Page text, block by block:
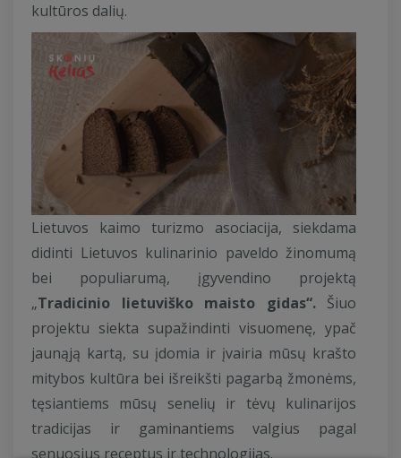
kultūros dalių.
Lietuvos kaimo turizmo asociacija, siekdama
didinti Lietuvos kulinarinio paveldo žinomumą
bei populiarumą, įgyvendino projektą
„Tradicinio lietuviško maisto gidas“.Šiuo
projektu siekta supažindinti visuomenę, ypač
jaunąją kartą, su įdomia ir įvairia mūsų krašto
mitybos kultūra bei išreikšti pagarbą žmonėms,
tęsiantiems mūsų senelių ir tėvų kulinarijos
tradicijas ir gaminantiems valgius pagal
senuosius receptus ir technologijas.